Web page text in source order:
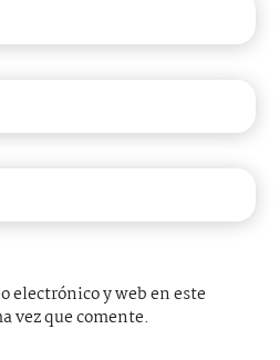
electrónico y web en este
vez que comente.